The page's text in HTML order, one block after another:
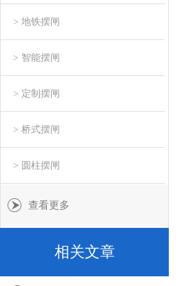
> 地铁摆闸
> 智能摆闸
> 定制摆闸
> 桥式摆闸
> 圆柱摆闸
查看更多
相关文章